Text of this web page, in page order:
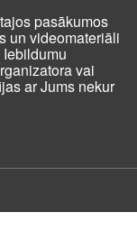
pasākumos
un videomateriāli
vai
ar Jums nekur